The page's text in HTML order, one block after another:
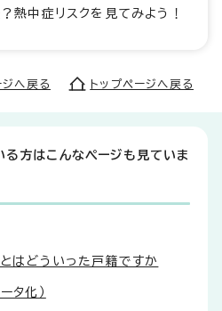
熱中症リスクを見てみよう！
へ戻る トップページへ戻る
る方はこんなページも見ていま
はどういった戸籍ですか
タ化）